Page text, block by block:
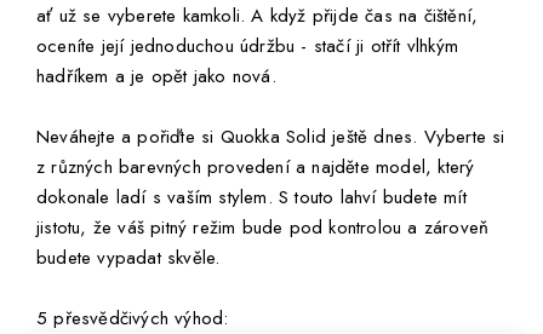
ať už se vyberete kamkoli. A když přijde čas na čištění,
oceníte její jednoduchou údržbu - stačí ji otřít vlhkým
hadříkem a je opět jako nová.
Neváhejte a pořiďte si Quokka Solid ještě dnes. Vyberte si
z různých barevných provedení a najděte model, který
dokonale ladí s vaším stylem. S touto lahví budete mít
jistotu, že váš pitný režim bude pod kontrolou a zároveň
budete vypadat skvěle.
5 přesvědčivých výhod: